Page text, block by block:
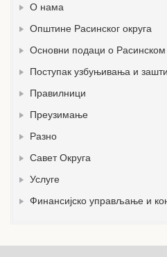
О нама
Општине Расинског округа
Основни подаци о Расинском
Поступак узбуњивања и
Правилници
Преузимање
Разно
Савет Округа
Услуге
Финансијско управљање и